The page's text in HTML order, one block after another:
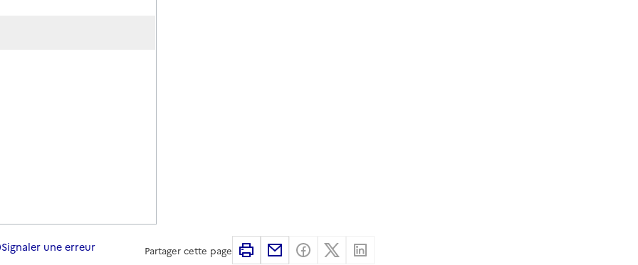
Signaler une erreur Partager cette page ImprimerPartager par email
Partager sur Facebook
Partager sur X